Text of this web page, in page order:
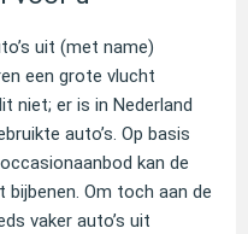
uit (met name)
een grote vlucht
niet; er is in Nederland
auto’s. Op basis
kan de
bijbenen. Om toch aan de
vaker auto’s uit